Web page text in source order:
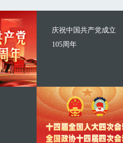
庆祝中国共产党成立
105周年